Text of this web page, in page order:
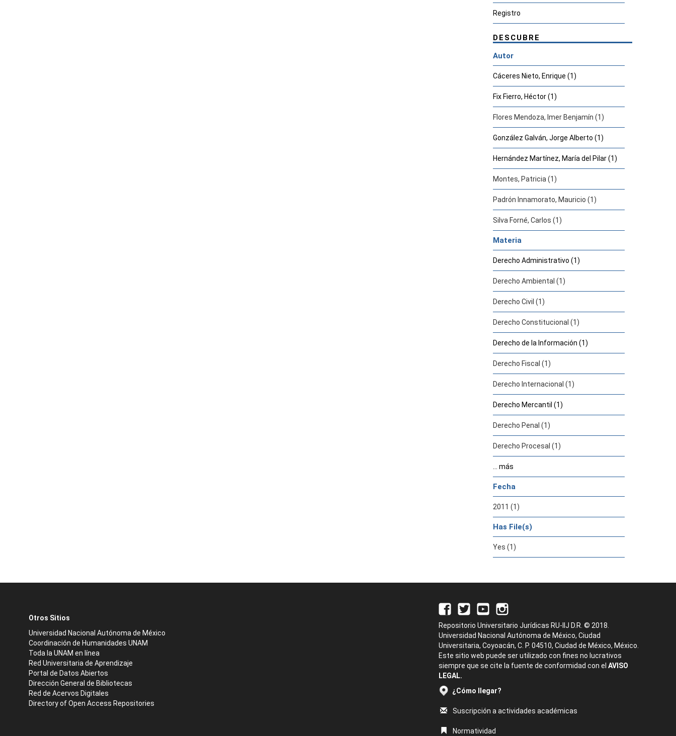
Registro
DESCUBRE
Autor
Cáceres Nieto, Enrique (1)
Fix Fierro, Héctor (1)
Flores Mendoza, Imer Benjamín (1)
González Galván, Jorge Alberto (1)
Hernández Martínez, María del Pilar (1)
Montes, Patricia (1)
Padrón Innamorato, Mauricio (1)
Silva Forné, Carlos (1)
Materia
Derecho Administrativo (1)
Derecho Ambiental (1)
Derecho Civil (1)
Derecho Constitucional (1)
Derecho de la Información (1)
Derecho Fiscal (1)
Derecho Internacional (1)
Derecho Mercantil (1)
Derecho Penal (1)
Derecho Procesal (1)
... más
Fecha
2011 (1)
Has File(s)
Yes (1)
Otros Sitios
Universidad Nacional Autónoma de México
Coordinación de Humanidades UNAM
Toda la UNAM en línea
Red Universitaria de Aprendizaje
Portal de Datos Abiertos
Dirección General de Bibliotecas
Red de Acervos Digitales
Directory of Open Access Repositories
Repositorio Universitario Jurídicas RU-IIJ D.R. © 2018.
Universidad Nacional Autónoma de México, Ciudad
Universitaria, Coyoacán, C. P. 04510, Ciudad de México, México.
Este sitio web puede ser utilizado con fines no lucrativos
siempre que se cite la fuente de conformidad con el AVISO
LEGAL.
¿Cómo llegar?
Suscripción a actividades académicas
Normatividad